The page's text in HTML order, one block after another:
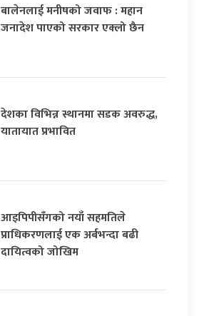
बालेनलाई मनीषको जवाफ : महान
जनादेश पाएको सरकार एक्लो छैन
देशका विभिन्न स्थानमा सडक अवरुद्ध,
यातायात प्रभावित
आइपिपीसँगको नयाँ सहमतिले
प्राधिकरणलाई एक अर्बभन्दा बढी
दायित्वको जोखिम